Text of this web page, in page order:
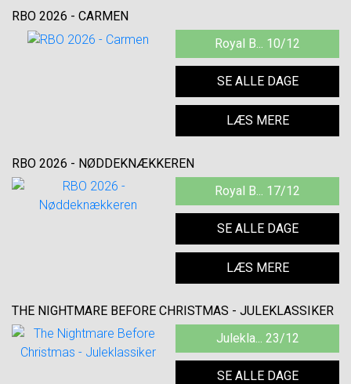
RBO 2026 - CARMEN
Royal B... 10/12
SE ALLE DAGE
LÆS MERE
RBO 2026 - NØDDEKNÆKKEREN
Royal B... 17/12
SE ALLE DAGE
LÆS MERE
THE NIGHTMARE BEFORE CHRISTMAS - JULEKLASSIKER
Julekla... 23/12
SE ALLE DAGE